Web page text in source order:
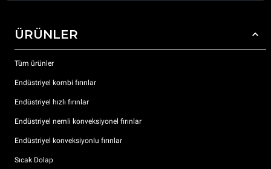
ÜRÜNLER
Tüm ürünler
Endüstriyel kombi fırınlar
Endüstriyel hızlı fırınlar
Endüstriyel nemli konveksiyonel fırınlar
Endüstriyel konveksiyonlu fırınlar
Sıcak Dolap